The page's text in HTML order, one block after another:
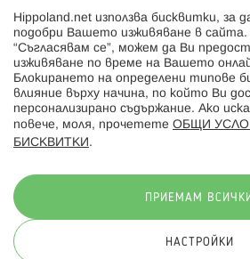
Hippoland.ro
Последвайте ни:
© 2026 Hippoland.net. Всички
Hippoland.net използва бисквитки, за
подобри Вашето изживяване в сайта.
“Съгласявам се”, можем да Ви
изживяване по време на Вашето
Блокирането на определени типове
влияние върху начина, по който Ви
персонализирано съдържание. Ако
повече, моля, прочетете ОБЩИ
БИСКВИТКИ .
ПРИЕМАМ ВСИЧКИ
НАСТРОЙКИ